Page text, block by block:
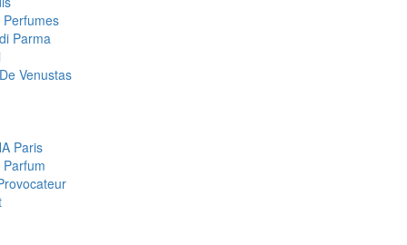
Perfumes
Parma
Venustas
Paris